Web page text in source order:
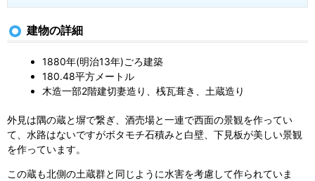
建物の詳細
1880年(明治13年)ごろ建築
180.48平方メートル
木造一部2階建切妻造り、桟瓦葺き、土蔵造り
外見は隅の蔵と塀で繋ぎ、酒売場と一連で西面の景観を作ってい
て、水路はないですがボタモチ石積みと白壁、下見板が美しい景観
を作っています。
この蔵も北側の土蔵群と同じように水害を考慮して作られていま